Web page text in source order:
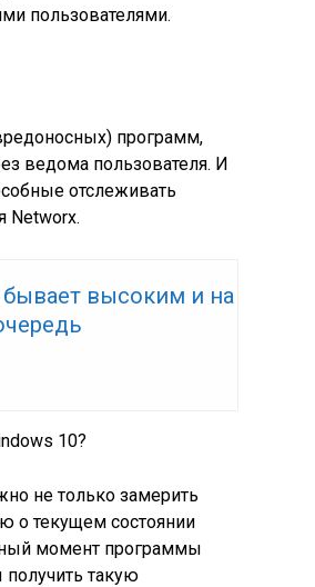
пользователями.
программ,
ведома пользователя. И
отслеживать
Networx.
бывает высоким и на
10?
не только замерить
о текущем состоянии
момент программы
получить такую